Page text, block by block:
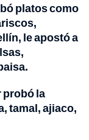
platos como
le apostó a
probó la
tamal, ajiaco,